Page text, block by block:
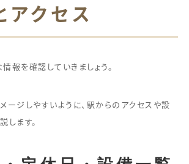
アクセス
報を確認していきましょう。
ージしやすいように、駅からのアクセスや設
します。